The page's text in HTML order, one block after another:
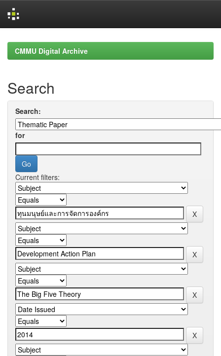
navigationCMMU Digital Archive
Search
Search:
for
Current filters: